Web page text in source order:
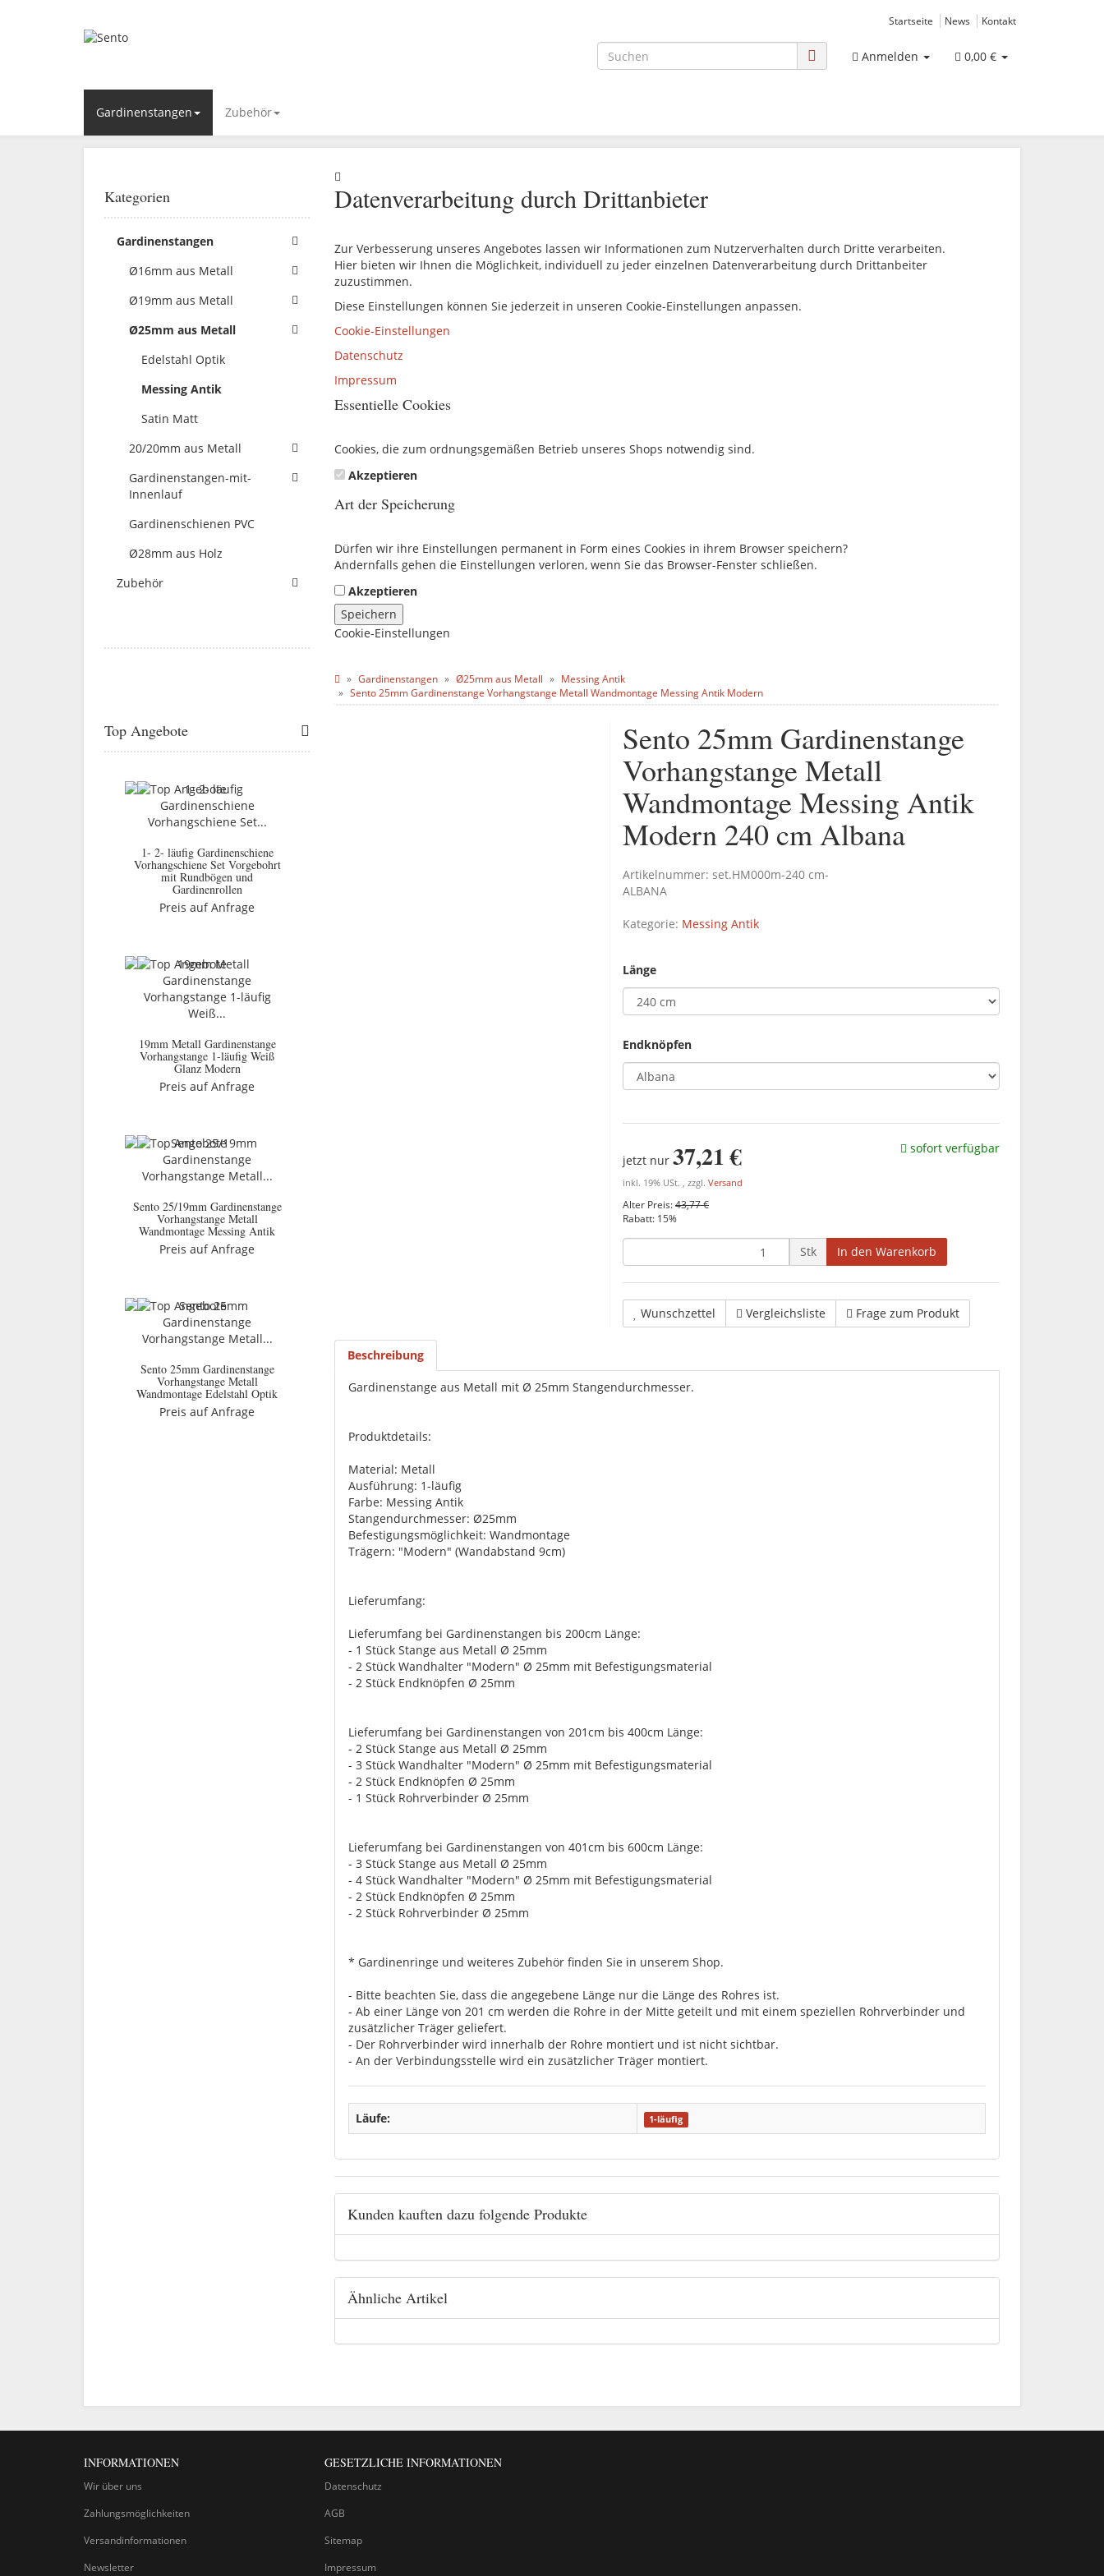
Startseite News Kontakt
Anmelden 0,00 €
Gardinenstangen Zubehör
Datenverarbeitung durch Drittanbieter
Zur Verbesserung unseres Angebotes lassen wir Informationen zum Nutzerverhalten durch Dritte verarbeiten.
Hier bieten wir Ihnen die Möglichkeit, individuell zu jeder einzelnen Datenverarbeitung durch Drittanbeiter
zuzustimmen.
Diese Einstellungen können Sie jederzeit in unseren Cookie-Einstellungen anpassen.
Cookie-Einstellungen
Datenschutz
Impressum
Essentielle Cookies
Cookies, die zum ordnungsgemäßen Betrieb unseres Shops notwendig sind.
Akzeptieren
Art der Speicherung
Dürfen wir ihre Einstellungen permanent in Form eines Cookies in ihrem Browser speichern?
Andernfalls gehen die Einstellungen verloren, wenn Sie das Browser-Fenster schließen.
Akzeptieren
Speichern
Cookie-Einstellungen
Gardinenstangen Ø25mm aus Metall
Messing Antik
Sento 25mm Gardinenstange Vorhangstange Metall Wandmontage Messing Antik Modern
Sento 25mm Gardinenstange
Vorhangstange Metall
Wandmontage Messing Antik
Modern 240 cm Albana
Artikelnummer: set.HM000m-240 cm-
ALBANA
Kategorie: Messing Antik
Länge
Endknöpfen
jetzt nur 37,21 €
inkl. 19% USt. , zzgl. Versand
Alter Preis:43,77 €
Rabatt: 15%
sofort verfügbar
Stk In den Warenkorb
Wunschzettel Vergleichsliste Frage zum Produkt
Beschreibung
Gardinenstange aus Metall mit Ø 25mm Stangendurchmesser.
Produktdetails:
Material: Metall
Ausführung: 1-läufig
Farbe: Messing Antik
Stangendurchmesser: Ø25mm
Befestigungsmöglichkeit: Wandmontage
Trägern: "Modern" (Wandabstand 9cm)
Lieferumfang:
Lieferumfang bei Gardinenstangen bis 200cm Länge:
- 1 Stück Stange aus Metall Ø 25mm
- 2 Stück Wandhalter "Modern" Ø 25mm mit Befestigungsmaterial
- 2 Stück Endknöpfen Ø 25mm
Lieferumfang bei Gardinenstangen von 201cm bis 400cm Länge:
- 2 Stück Stange aus Metall Ø 25mm
- 3 Stück Wandhalter "Modern" Ø 25mm mit Befestigungsmaterial
- 2 Stück Endknöpfen Ø 25mm
- 1 Stück Rohrverbinder Ø 25mm
Lieferumfang bei Gardinenstangen von 401cm bis 600cm Länge:
- 3 Stück Stange aus Metall Ø 25mm
- 4 Stück Wandhalter "Modern" Ø 25mm mit Befestigungsmaterial
- 2 Stück Endknöpfen Ø 25mm
- 2 Stück Rohrverbinder Ø 25mm
* Gardinenringe und weiteres Zubehör finden Sie in unserem Shop.
- Bitte beachten Sie, dass die angegebene Länge nur die Länge des Rohres ist.
- Ab einer Länge von 201 cm werden die Rohre in der Mitte geteilt und mit einem speziellen Rohrverbinder und
zusätzlicher Träger geliefert.
- Der Rohrverbinder wird innerhalb der Rohre montiert und ist nicht sichtbar.
- An der Verbindungsstelle wird ein zusätzlicher Träger montiert.
Läufe: 1-läufig
Kunden kauften dazu folgende Produkte
Ähnliche Artikel
Kategorien
Gardinenstangen
Ø16mm aus Metall
Ø19mm aus Metall
Ø25mm aus Metall
Edelstahl Optik
Messing Antik
Satin Matt
20/20mm aus Metall
Gardinenstangen-mit-
Innenlauf
Gardinenschienen PVC
Ø28mm aus Holz
Zubehör
Top Angebote
1- 2- läufig Gardinenschiene
Vorhangschiene Set Vorgebohrt
mit Rundbögen und
Gardinenrollen
Preis auf Anfrage
19mm Metall Gardinenstange
Vorhangstange 1-läufig Weiß
Glanz Modern
Preis auf Anfrage
Sento 25/19mm Gardinenstange
Vorhangstange Metall
Wandmontage Messing Antik
Preis auf Anfrage
Sento 25mm Gardinenstange
Vorhangstange Metall
Wandmontage Edelstahl Optik
Preis auf Anfrage
INFORMATIONEN
Wir über uns
Zahlungsmöglichkeiten
Versandinformationen
Newsletter
GESETZLICHE INFORMATIONEN
Datenschutz
AGB
Sitemap
Impressum